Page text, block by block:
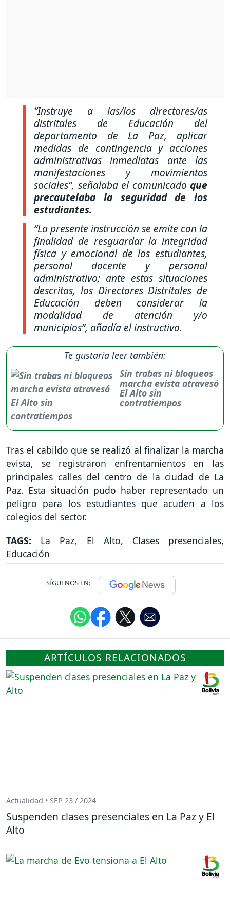
“Instruye a las/los directores/as
distritales de Educación del
departamento de La Paz, aplicar
medidas de contingencia y acciones
administrativas inmediatas ante las
manifestaciones y movimientos
sociales”, señalaba el comunicado que
precautelaba la seguridad de los
estudiantes.
“La presente instrucción se emite con la
finalidad de resguardar la integridad
física y emocional de los estudiantes,
personal docente y personal
administrativo; ante estas situaciones
descritas, los Directores Distritales de
Educación deben considerar la
modalidad de atención y/o
municipios”, añadía el instructivo.
Te gustaría leer también:
Sin trabas ni bloqueos
marcha evista atravesó
El Alto sin
contratiempos
Tras el cabildo que se realizó al finalizar la marcha
evista, se registraron enfrentamientos en las
principales calles del centro de la ciudad de La
Paz. Esta situación pudo haber representado un
peligro para los estudiantes que acuden a los
colegios del sector.
TAGS: La Paz, El Alto, Clases presenciales,
Educación
SÍGUENOS EN:
ARTÍCULOS RELACIONADOS
Actualidad • SEP 23 / 2024
Suspenden clases presenciales en La Paz y El
Alto